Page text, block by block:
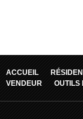
ACCUEIL
VENDEUR
OUTILS